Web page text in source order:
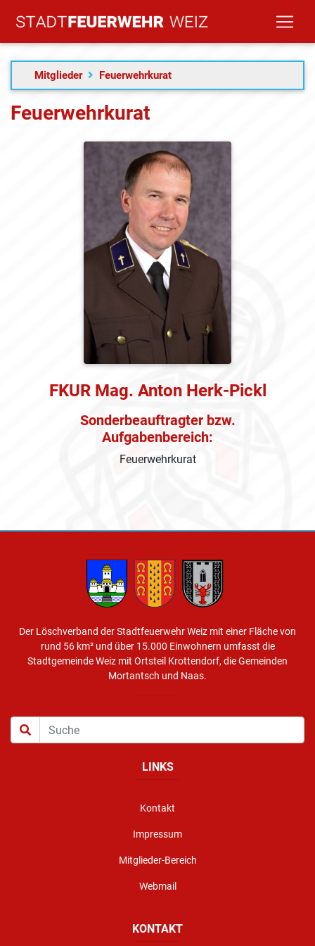
Mitglieder Feuerwehrkurat
Feuerwehrkurat
FKUR Mag. Anton Herk-Pickl
Sonderbeauftragter bzw.
Aufgabenbereich:
Feuerwehrkurat
Der Löschverband der Stadtfeuerwehr Weiz mit einer Fläche von
rund 56 km² und über 15.000 Einwohnern umfasst die
Stadtgemeinde Weiz mit Ortsteil Krottendorf, die Gemeinden
Mortantsch und Naas.
LINKS
Kontakt
Impressum
Mitglieder-Bereich
Webmail
KONTAKT